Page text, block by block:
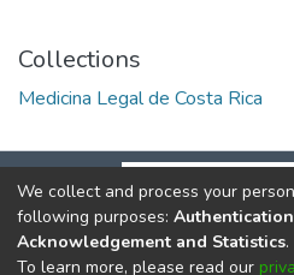
Collections
Medicina Legal de Costa Rica
We collect and process your
following purposes:
Acknowledgement and Statistics.
To learn more, please read our